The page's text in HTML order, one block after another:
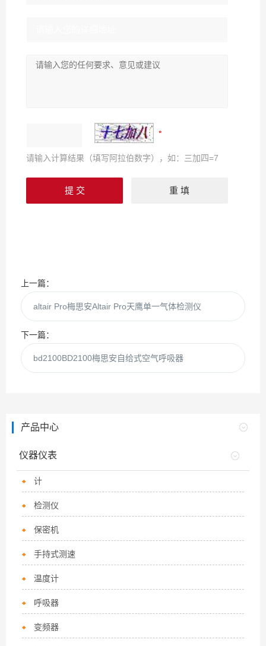
请输入计算结果（填写阿拉伯数字），如：三加四=7
上一篇：
altair Pro梅思安Altair Pro天鹰单一气体检测仪
下一篇：
bd2100BD2100梅思安自给式空气呼吸器
产品中心
仪器仪表
计
检测仪
保密机
手持式测速
温度计
呼吸器
变频器